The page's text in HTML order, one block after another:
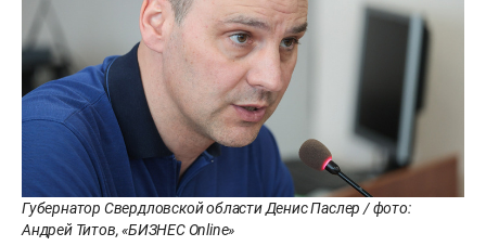
Губернатор Свердловской области Денис Паслер / фото:
Андрей Титов, «БИЗНЕС Online»